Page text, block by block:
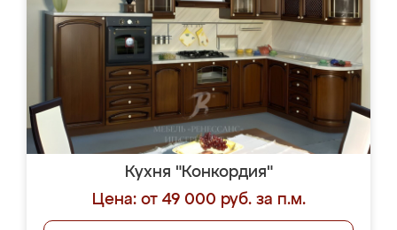
Кухня "Конкордия"
Цена: от 49 000 руб. за п.м.